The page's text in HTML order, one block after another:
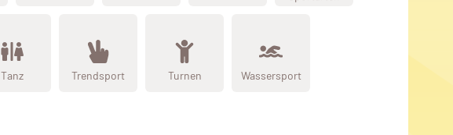
Tanz Trendsport Turnen Wassersport